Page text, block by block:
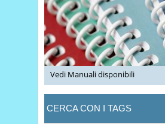
Vedi Manuali disponibili
CERCA CON I TAGS